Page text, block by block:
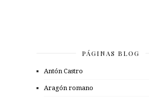
PÁGINAS BLOG
Antón Castro
Aragón romano